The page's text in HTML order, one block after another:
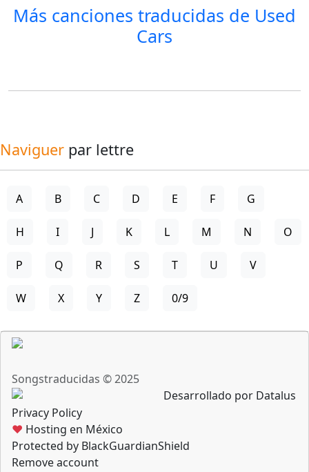
Más canciones traducidas de Used
Cars
Naviguer par lettre
A B C D E F G
H I J K L M N O
P Q R S T U V
W X Y Z 0/9
Songstraducidas © 2025
Desarrollado por Datalus
Privacy Policy
♥ Hosting en México
Protected by BlackGuardianShield
Remove account